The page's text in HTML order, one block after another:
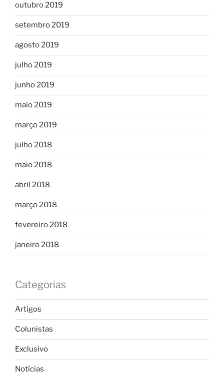
outubro 2019
setembro 2019
agosto 2019
julho 2019
junho 2019
maio 2019
março 2019
julho 2018
maio 2018
abril 2018
março 2018
fevereiro 2018
janeiro 2018
Categorias
Artigos
Colunistas
Exclusivo
Notícias